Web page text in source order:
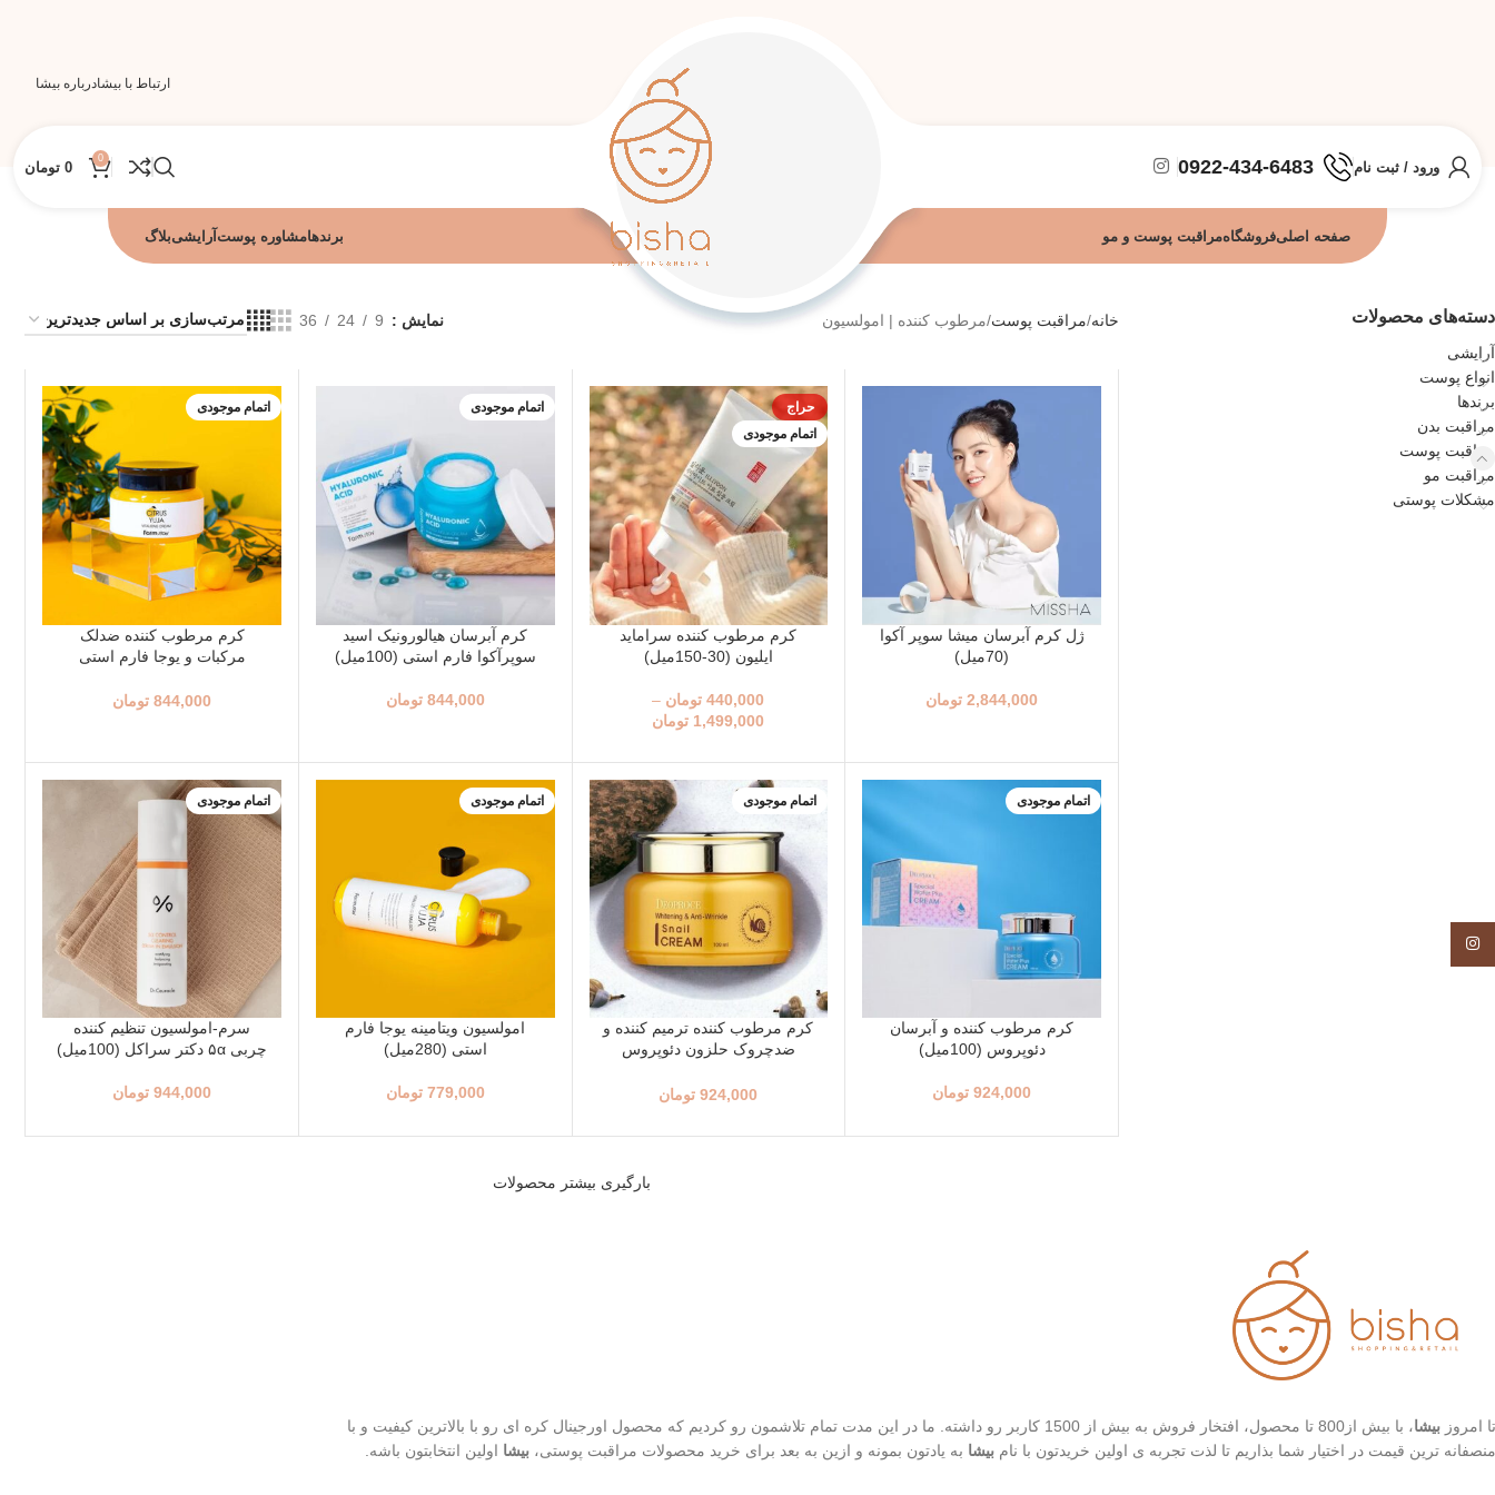
ارتباط با بیشادرباره بیشا
ورود / ثبت نام 0922-434-6483
0
0 تومان
صفحه اصلیفروشگاهمراقبت پوست و مو برندهامشاوره پوستآرایشیبلاگ
دسته‌های محصولات
آرایشی
انواع پوست
برندها
مراقبت بدن
مراقبت پوست
مراقبت مو
مشکلات پوستی
خانه مراقبت پوست مرطوب کننده | امولسیون نمایش 9
24
36
ژل کرم آبرسان میشا سوپر آکوا
(70میل)
2,844,000 تومان
حراج
اتمام موجودی
کرم مرطوب کننده سراماید
ایلیون (30-150میل)
440,000 تومان –
1,499,000 تومان
اتمام موجودی
کرم آبرسان هیالورونیک اسید
سوپرآکوا فارم استی (100میل)
844,000 تومان
اتمام موجودی
کرم مرطوب کننده ضدلک
مرکبات و یوجا فارم استی
844,000 تومان
اتمام موجودی
کرم مرطوب کننده و آبرسان
دئوپروس (100میل)
924,000 تومان
اتمام موجودی
کرم مرطوب کننده ترمیم کننده و
ضدچروک حلزون دئوپروس
924,000 تومان
اتمام موجودی
امولسیون ویتامینه یوجا فارم
استی (280میل)
779,000 تومان
اتمام موجودی
سرم‌-امولسیون تنظیم‌ کننده
چربی ۵α دکتر سراکل (100میل)
944,000 تومان
بارگیری بیشتر محصولات
تا امروزبیشا
، با بیش از800 تا محصول، افتخار فروش به بیش از 1500 کاربر رو داشته. ما در این مدت تمام تلاشمون رو کردیم که محصول اورجینال کره ای رو با بالاترین کیفیت و با
منصفانه ترین قیمت در اختیار شما بذاریم تا لذت تجربه ی اولین خریدتون با نامبیشا به یادتون بمونه و ازین به بعد برای خرید محصولات مراقبت پوستی،بیشا اولین انتخابتون باشه.